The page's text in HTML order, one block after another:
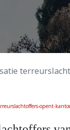
opent-